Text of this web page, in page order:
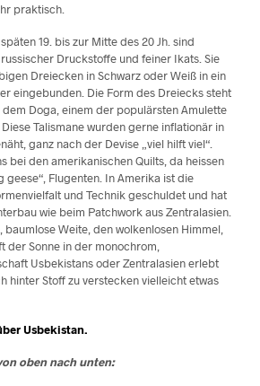
praktisch.
19. bis zur Mitte des 20 Jh. sind
Druckstoffe und feiner Ikats. Sie
Dreiecken in Schwarz oder Weiß in ein
eingebunden. Die Form des Dreiecks steht
Doga, einem der populärsten Amulette
Talismane wurden gerne inflationär in
ganz nach der Devise „viel hilft viel“.
bei den amerikanischen Quilts, da heissen
geese“, Flugenten. In Amerika ist die
und Technik geschuldet und hat
wie beim Patchwork aus Zentralasien.
Weite, den wolkenlosen Himmel,
der Sonne in der monochrom,
Usbekistans oder Zentralasien erlebt
hinter Stoff zu verstecken vielleicht etwas
Usbekistan.
oben nach unten: